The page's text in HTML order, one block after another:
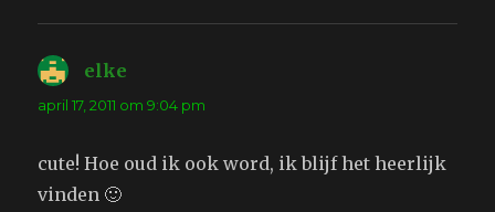
elke
april 17, 2011 om 9:04 pm
cute! Hoe oud ik ook word, ik blijf het heerlijk
vinden 🙂